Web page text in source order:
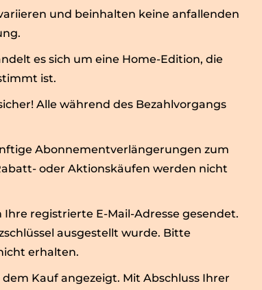
und beinhalten keine anfallenden
es sich um eine Home-Edition, die
ist.
Alle während des Bezahlvorgangs
Abonnementverlängerungen zum
oder Aktionskäufen werden nicht
registrierte E-Mail-Adresse gesendet.
ausgestellt wurde. Bitte
erhalten.
Kauf angezeigt. Mit Abschluss Ihrer